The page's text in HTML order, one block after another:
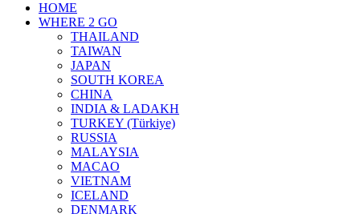
HOME
WHERE 2 GO
THAILAND
TAIWAN
JAPAN
SOUTH KOREA
CHINA
INDIA & LADAKH
TURKEY (Türkiye)
RUSSIA
MALAYSIA
MACAO
VIETNAM
ICELAND
DENMARK